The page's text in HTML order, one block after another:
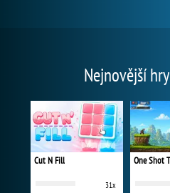
Nejnovější hry
Cut N Fill
31x